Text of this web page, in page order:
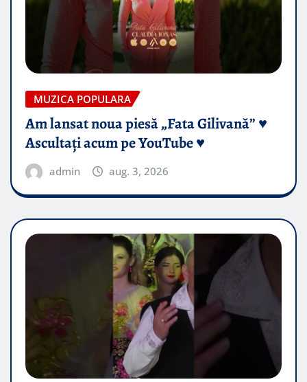
MUZICA POPULARA
Am lansat noua piesă „Fata Gilivană” ♥️
Ascultați acum pe YouTube ♥️
admin aug. 3, 2026